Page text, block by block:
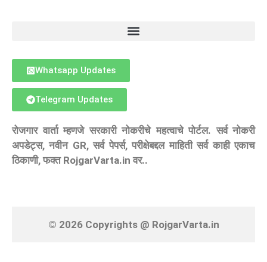
Whatsapp Updates
Telegram Updates
रोजगार वार्ता म्हणजे सरकारी नोकरीचे महत्वाचे पोर्टल. सर्व नोकरी
अपडेट्स, नवीन GR, सर्व पेपर्स, परीक्षेबद्दल माहिती सर्व काही एकाच
ठिकाणी, फक्त RojgarVarta.in वर..
© 2026 Copyrights @ RojgarVarta.in